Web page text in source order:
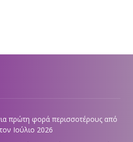
πρώτη φορά περισσοτέρους από
Ιούλιο 2026